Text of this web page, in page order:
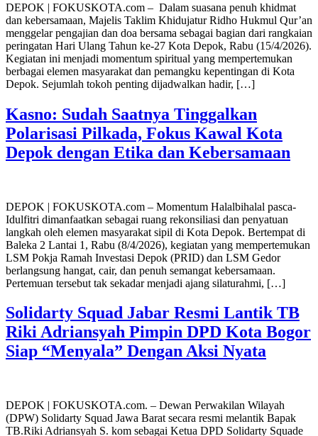
DEPOK | FOKUSKOTA.com – Dalam suasana penuh khidmat
dan kebersamaan, Majelis Taklim Khidujatur Ridho Hukmul Qur’an
menggelar pengajian dan doa bersama sebagai bagian dari rangkaian
peringatan Hari Ulang Tahun ke-27 Kota Depok, Rabu (15/4/2026).
Kegiatan ini menjadi momentum spiritual yang mempertemukan
berbagai elemen masyarakat dan pemangku kepentingan di Kota
Depok. Sejumlah tokoh penting dijadwalkan hadir, […]
Kasno: Sudah Saatnya Tinggalkan
Polarisasi Pilkada, Fokus Kawal Kota
Depok dengan Etika dan Kebersamaan
DEPOK | FOKUSKOTA.com – Momentum Halalbihalal pasca-
Idulfitri dimanfaatkan sebagai ruang rekonsiliasi dan penyatuan
langkah oleh elemen masyarakat sipil di Kota Depok. Bertempat di
Baleka 2 Lantai 1, Rabu (8/4/2026), kegiatan yang mempertemukan
LSM Pokja Ramah Investasi Depok (PRID) dan LSM Gedor
berlangsung hangat, cair, dan penuh semangat kebersamaan.
Pertemuan tersebut tak sekadar menjadi ajang silaturahmi, […]
Solidarty Squad Jabar Resmi Lantik TB
Riki Adriansyah Pimpin DPD Kota Bogor
Siap “Menyala” Dengan Aksi Nyata
DEPOK | FOKUSKOTA.com. – Dewan Perwakilan Wilayah
(DPW) Solidarty Squad Jawa Barat secara resmi melantik Bapak
TB.Riki Adriansyah S. kom sebagai Ketua DPD Solidarty Squade